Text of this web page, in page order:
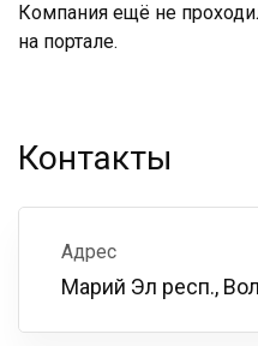
Компания ещё не
на портале.
Контакты
Адрес
Марий Эл респ.,